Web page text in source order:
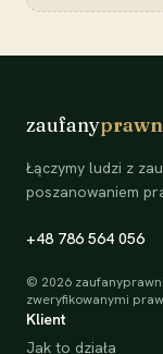
zaufany
Łączymy ludzi z
poszanowaniem
+48 786 564 056
© 2026
zweryfikowanymi
Klient
Jak to działa